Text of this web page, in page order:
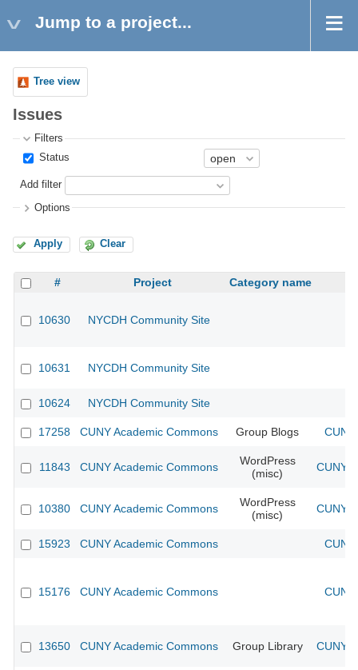
Jump to a project...
Tree view
Issues
Filters
Status
Add filter
Options
Apply Clear
# Project Category name
10630 NYCDH Community Site
10631 NYCDH Community Site
10624 NYCDH Community Site
17258 CUNY Academic Commons Group Blogs
11843 CUNY Academic Commons
WordPress
(misc)
CUNY
10380 CUNY Academic Commons
WordPress
(misc)
CUNY
15923 CUNY Academic Commons
15176 CUNY Academic Commons
13650 CUNY Academic Commons Group Library CUNY